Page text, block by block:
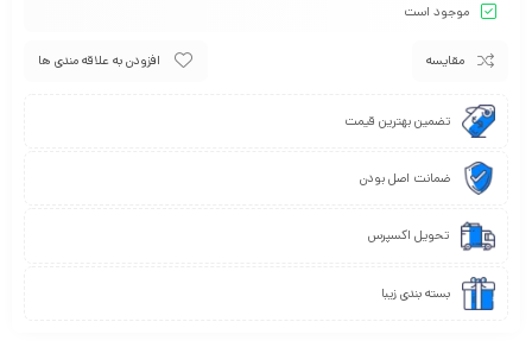
موجود است
مقایسه افزودن به علاقه مندی ها
تضمین بهترین قیمت
ضمانت اصل بودن
تحویل اکسپرس
بسته بندی زیبا